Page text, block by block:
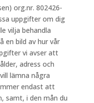
org.nr. 802426-
uppgifter om dig
vilja behandla
en bild av hur vår
vi avser att
adress och
lämna några
endast att
samt, i den mån du